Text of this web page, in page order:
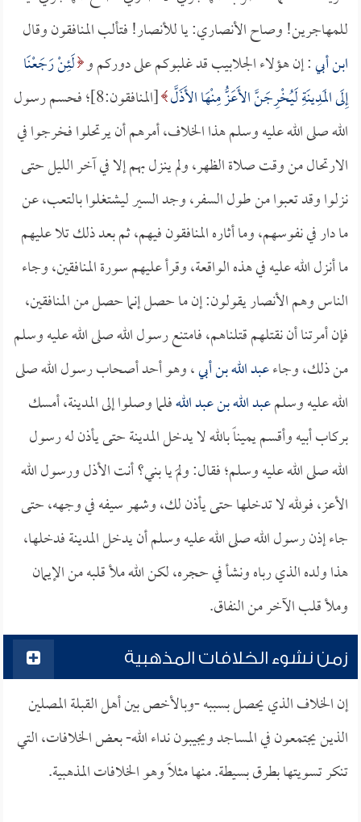
للمهاجرين! وصاح الأنصاري: يا للأنصار! فتألب المنافقون وقال
ابن أبي: إن هؤلاء الجلابيب قد غلبوكم على دوركم و لَئِنْ رَجَعْنَا
إِلَى المَدِينَةِ لَيُخْرِجَنَّ الأَعَزُّ مِنْهَا الأَذَلَّ
[المنافقون:8]؛ فحسم رسول
الله صلى الله عليه وسلم هذا الخلاف، أمرهم أن يرتحلوا فخرجوا في
الارتحال من وقت صلاة الظهر، ولم ينزل بهم إلا في آخر الليل حتى
نزلوا وقد تعبوا من طول السفر، وجد السير ليشتغلوا بالتعب، عن
ما دار في نفوسهم، وما أثاره المنافقون فيهم، ثم بعد ذلك تلا عليهم
ما أنزل الله عليه في هذه الواقعة، وقرأ عليهم سورة المنافقين، وجاء
الناس وهم الأنصار يقولون: إن ما حصل إنما حصل من المنافقين،
فإن أمرتنا أن نقتلهم قتلناهم، فامتنع رسول الله صلى الله عليه وسلم
من ذلك، وجاءعبد الله بن أبي، وهو أحد أصحاب رسول الله صلى
الله عليه وسلمعبد الله بن عبد اللهفلما وصلوا إلى المدينة، أمسك
بركاب أبيه وأقسم يميناً بالله لا يدخل المدينة حتى يأذن له رسول
الله صلى الله عليه وسلم؛ فقال: ولمَ يا بني؟ أنت الأذل ورسول الله
الأعز، فولله لا تدخلها حتى يأذن لك، وشهر سيفه في وجهه، حتى
جاء إذن رسول الله صلى الله عليه وسلم أن يدخل المدينة فدخلها،
هذا ولده الذي رباه ونشأ في حجره، لكن الله ملأ قلبه من الإيمان
وملأ قلب الآخر من النفاق.
زمن نشوء الخلافات المذهبية
إن الخلاف الذي يحصل بسببه -وبالأخص بين أهل القبلة المصلين
الذين يجتمعون في المساجد ويجيبون نداء الله- بعض الخلافات، التي
تنكر تسويتها بطرق بسيطة. منها مثلاً وهو الخلافات المذهبية.